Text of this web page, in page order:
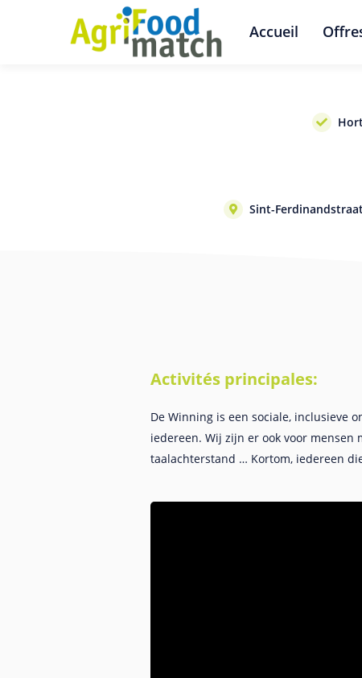
Accueil
Sint-
Activités principales:
De Winning is een sociale, inclusieve
iedereen. Wij zijn er ook voor mensen
taalachterstand … Kortom, iedereen